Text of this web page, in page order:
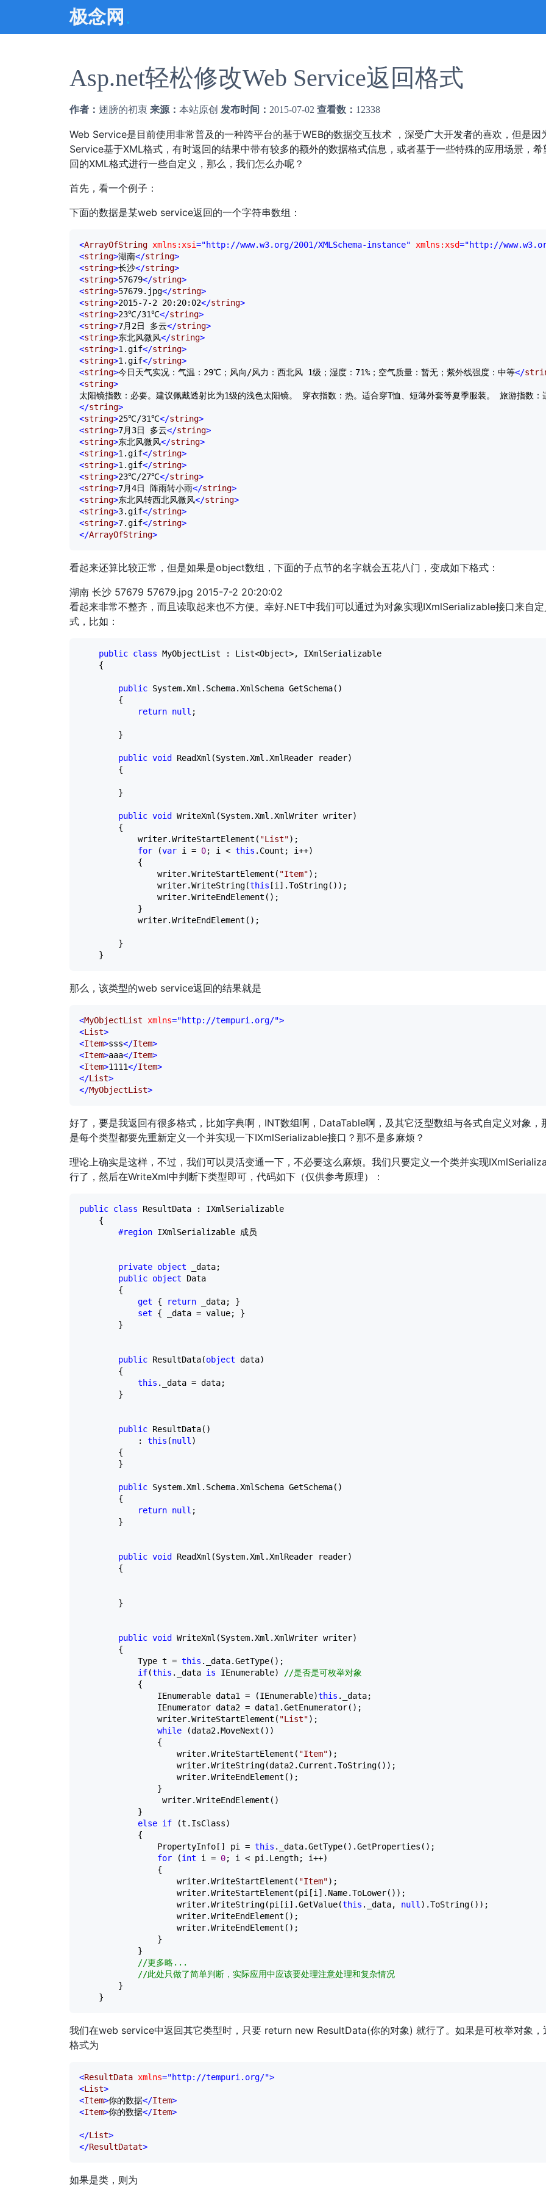
极念网 .
Asp.net轻松修改Web Service返回格式
作者： 翅膀的初衷 来源： 本站原创 发布时间： 2015-07-02 查看数： 12338
Web Service是目前使用非常普及的一种跨平台的基于WEB的数据交互技术 ，深受广大开发者的喜欢，但是因
Service基于XML格式，有时返回的结果中带有较多的额外的数据格式信息，或者基于一些特殊的应用场景，希
回的XML格式进行一些自定义，那么，我们怎么办呢？
首先，看一个例子：
下面的数据是某web service返回的一个字符串数组：
<ArrayOfString xmlns:xsi="http://www.w3.org/2001/XMLSchema-instance" xmlns:xsd="http://
<string>湖南</string>
<string>长沙</string>
<string>57679</string>
<string>57679.jpg</string>
<string>2015-7-2 20:20:02</string>
<string>23℃/31℃</string>
<string>7月2日 多云</string>
<string>东北风微风</string>
<string>1.gif</string>
<string>1.gif</string>
<string>今日天气实况：气温：29℃；风向/风力：西北风 1级；湿度：71%；空气质量：暂无；紫外线强度：中等</
<string>
</string>
<string>25℃/31℃</string>
<string>7月3日 多云</string>
<string>东北风微风</string>
<string>1.gif</string>
<string>1.gif</string>
<string>23℃/27℃</string>
<string>7月4日 阵雨转小雨</string>
<string>东北风转西北风微风</string>
<string>3.gif</string>
<string>7.gif</string>
</ArrayOfString>
看起来还算比较正常，但是如果是object数组，下面的子点节的名字就会五花八门，变成如下格式：
湖南 长沙 57679 57679.jpg 2015-7-2 20:20:02
看起来非常不整齐，而且读取起来也不方便。幸好.NET中我们可以通过为对象实现IXmlSerializable接口来自
式，比如：
public class MyObjectList : List<Object>, IXmlSerializable
    {
public System.Xml.Schema.XmlSchema GetSchema()
        {
return null ;
        }
public void
ReadXml(System.Xml.XmlReader reader)
        {
        }
public void
WriteXml(System.Xml.XmlWriter writer)
        {
            writer.WriteStartElement(
"List");
for (var i = 0; i < this .Count; i++)
            {
                writer.WriteStartElement(
"Item");
                writer.WriteString(
this [i].ToString());
                writer.WriteEndElement();
            }
            writer.WriteEndElement();
        }
    }
那么，该类型的web service返回的结果就是
<MyObjectList xmlns="http://tempuri.org/">
<List>
<Item>sss</Item>
<Item>aaa</Item>
<Item>1111</Item>
</List>
</MyObjectList>
好了，要是我返回有很多格式，比如字典啊，INT数组啊，DataTable啊，及其它泛型数组与各式自定义对象，
是每个类型都要先重新定义一个并实现一下IXmlSerializable接口？那不是多麻烦？
理论上确实是这样，不过，我们可以灵活变通一下，不必要这么麻烦。我们只要定义一个类并实现
行了，然后在WriteXml中判断下类型即可，代码如下（仅供参考原理）：
public class ResultData : IXmlSerializable
    {
#region IXmlSerializable 成员
private object _data;
public object Data
        {
get { return _data; }
set { _data = value; }
        }
public ResultData(object data)
        {
this ._data = data;
        }
public ResultData()
            :
this (null )
        {
        }
public System.Xml.Schema.XmlSchema GetSchema()
        {
return null ;
        }
public void
ReadXml(System.Xml.XmlReader reader)
        {
        }
public void
WriteXml(System.Xml.XmlWriter writer)
        {
            Type t
= this ._data.GetType();
if(this ._data is IEnumerable) //是否是可枚举对象
            {
                IEnumerable data1
= (IEnumerable)this ._data;
                IEnumerator data2
= data1.GetEnumerator();
                writer.WriteStartElement(
"List");
while (data2.MoveNext())
                {
                    writer.WriteStartElement(
"Item");
                    writer.WriteString(data2.Current.ToString());
                    writer.WriteEndElement();
                }
                 writer.WriteEndElement()
            }
else if (t.IsClass)
            {
                PropertyInfo[] pi
= this ._data.GetType().GetProperties();
for (int i = 0; i < pi.Length; i++)
                {
                    writer.WriteStartElement(
"Item");
                    writer.WriteStartElement(pi[i].Name.ToLower());
                    writer.WriteString(pi[i].GetValue(
this ._data, null ).ToString());
                    writer.WriteEndElement();
                    writer.WriteEndElement();
                }
            }
//更多略...
//此处只做了简单判断，实际应用中应该要处理注意处理和复杂情况
        }
    }
我们在web service中返回其它类型时，只要 return new ResultData(你的对象) 就行了。如果是可枚举对象，
格式为
<ResultData xmlns="http://tempuri.org/">
<List>
<Item>你的数据</Item>
<Item>你的数据</Item>
</List>
</ResultDatat>
如果是类，则为